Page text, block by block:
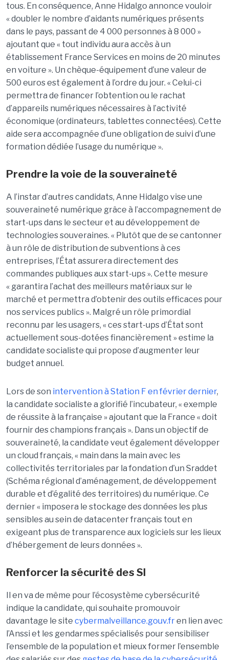
tous. En conséquence, Anne Hidalgo annonce vouloir
« doubler le nombre d’aidants numériques présents
dans le pays, passant de 4 000 personnes à 8 000 »
ajoutant que « tout individu aura accès à un
établissement France Services en moins de 20 minutes
en voiture ». Un chèque-équipement d’une valeur de
500 euros est également à l’ordre du jour. « Celui-ci
permettra de financer l’obtention ou le rachat
d’appareils numériques nécessaires à l’activité
économique (ordinateurs, tablettes connectées). Cette
aide sera accompagnée d’une obligation de suivi d’une
formation dédiée l’usage du numérique ».
Prendre la voie de la souveraineté
A l’instar d’autres candidats, Anne Hidalgo vise une
souveraineté numérique grâce à l’accompagnement de
start-ups dans le secteur et au développement de
technologies souveraines. « Plutôt que de se cantonner
à un rôle de distribution de subventions à ces
entreprises, l’État assurera directement des
commandes publiques aux start-ups ». Cette mesure
« garantira l’achat des meilleurs matériaux sur le
marché et permettra d’obtenir des outils efficaces pour
nos services publics ». Malgré un rôle primordial
reconnu par les usagers, « ces start-ups d’État sont
actuellement sous-dotées financièrement » estime la
candidate socialiste qui propose d’augmenter leur
budget annuel.
Lors de son intervention à Station F en février dernier,
la candidate socialiste a glorifié l’incubateur, « exemple
de réussite à la française » ajoutant que la France « doit
fournir des champions français ». Dans un objectif de
souveraineté, la candidate veut également développer
un cloud français, « main dans la main avec les
collectivités territoriales par la fondation d’un Sraddet
(Schéma régional d’aménagement, de développement
durable et d’égalité des territoires) du numérique. Ce
dernier « imposera le stockage des données les plus
sensibles au sein de datacenter français tout en
exigeant plus de transparence aux logiciels sur les lieux
d’hébergement de leurs données ».
Renforcer la sécurité des SI
Il en va de même pour l’écosystème cybersécurité
indique la candidate, qui souhaite promouvoir
davantage le site cybermalveillance.gouv.fren lien avec
l’Anssi et les gendarmes spécialisés pour sensibiliser
l’ensemble de la population et mieux former l’ensemble